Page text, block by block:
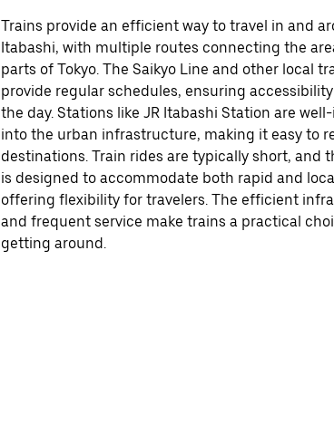
Trains provide an efficient way to travel in and
Itabashi, with multiple routes connecting the
parts of Tokyo. The Saikyo Line and other local
provide regular schedules, ensuring
the day. Stations like JR Itabashi Station are
into the urban infrastructure, making it easy to
destinations. Train rides are typically short, and
is designed to accommodate both rapid and
offering flexibility for travelers. The efficient
and frequent service make trains a practical
getting around.